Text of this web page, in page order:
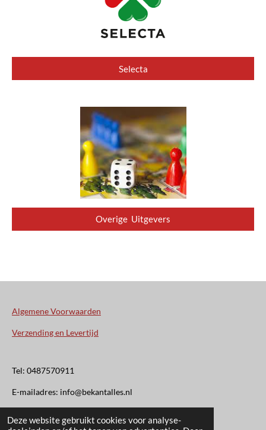
Deze website gebruikt cookies voor analyse-
Selecta
Overige Uitgevers
Algemene Voorwaarden
Verzending en Levertijd
Tel: 0487570911
E-mailadres: info@bekantalles.nl